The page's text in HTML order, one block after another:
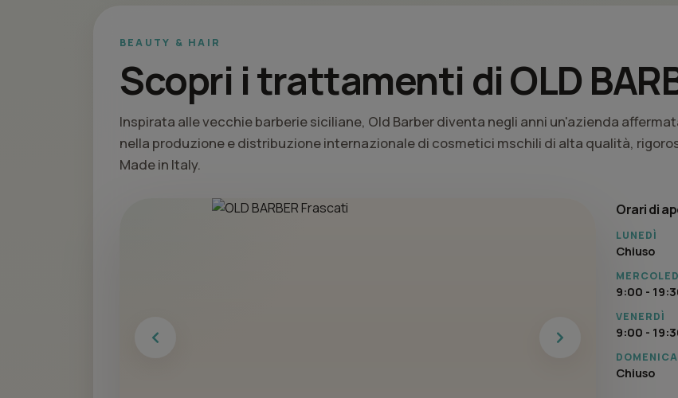
BEAUTY & HAIR
Scopri i trattamenti di OLD
Inspirata alle vecchie barberie siciliane, Old Barber diventa negli anni un'azienda
nella produzione e distribuzione internazionale di cosmetici mschili di alta qualità,
Made in Italy.
Previous Next
Orari di
LUNEDÌ
Chiuso
9:00 -
VENERDÌ
9:00 -
DOMENICA
Chiuso